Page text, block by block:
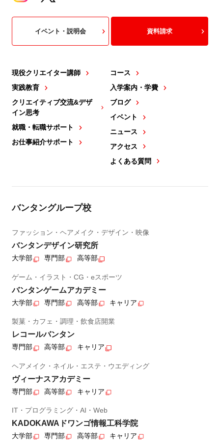
現役クリエイター講師
実践教育
クリエイティブ交流&デザ
イン思考
就職・転職サポート
お仕事紹介サポート
コース
入学案内・学費
ブログ
イベント
ニュース
アクセス
よくある質問
イベント・説明会 資料請求
バンタングループ校
ファッション・ヘアメイク・デザイン・映像
バンタンデザイン研究所
大学部 専門部 高等部
ゲーム・イラスト・CG・eスポーツ
バンタンゲームアカデミー
大学部 専門部 高等部 キャリア
製菓・カフェ・調理・飲食店開業
レコールバンタン
専門部 高等部 キャリア
ヘアメイク・ネイル・エステ・ウエディング
ヴィーナスアカデミー
専門部 高等部 キャリア
IT・プログラミング・AI・Web
KADOKAWAドワンゴ情報工科学院
大学部 専門部 高等部 キャリア